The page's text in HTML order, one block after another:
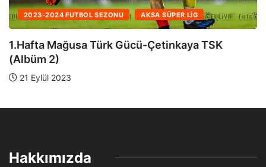
2023-2024 FUTBOL SEZONU AKSA SÜPER LIG
1.Hafta Mağusa Türk Gücü-Çetinkaya TSK
(Albüm 1)
21 Eylül 2023
Hakkımızda